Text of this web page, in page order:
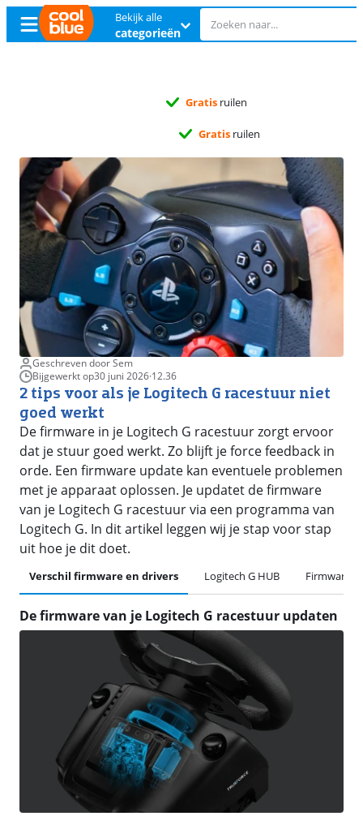
Bekijk alle
categorieën
Gratisruilen
Gratisruilen
Geschreven door Sem
Bijgewerkt op30 juni 2026·12.36
2 tips voor als je Logitech G racestuur niet
goed werkt
De firmware in je Logitech G racestuur zorgt ervoor
dat je stuur goed werkt. Zo blijft je force feedback in
orde. Een firmware update kan eventuele problemen
met je apparaat oplossen. Je updatet de firmware
van je Logitech G racestuur via een programma van
Logitech G. In dit artikel leggen wij je stap voor stap
uit hoe je dit doet.
Verschil firmware en drivers Logitech G HUB Firmware
De firmware van je Logitech G racestuur updaten